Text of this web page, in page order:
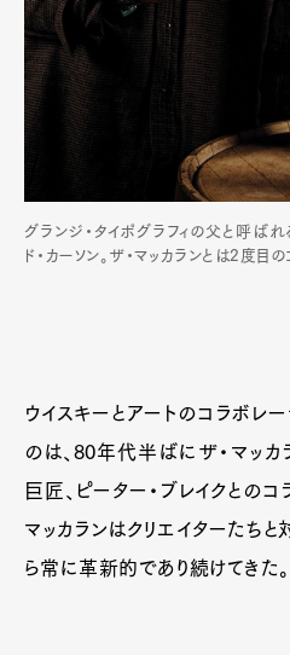
グランジ・タイポグラフィの父と呼ばれ
ド・カーソン。ザ・マッカランとは2度
ウイスキーとアートのコラボレ
のは、80年代半ばにザ・マッ
巨匠、ピーター・ブレイクとのコ
マッカランはクリエイターたち
ら常に革新的であり続けてきた。